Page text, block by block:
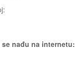
nađu na internetu: